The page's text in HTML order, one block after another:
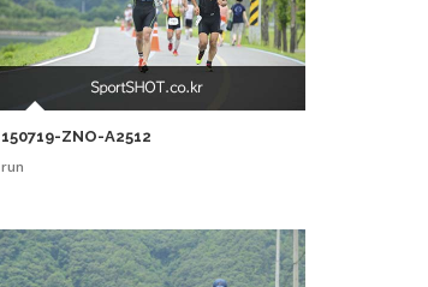
150719-ZNO-A2512
run